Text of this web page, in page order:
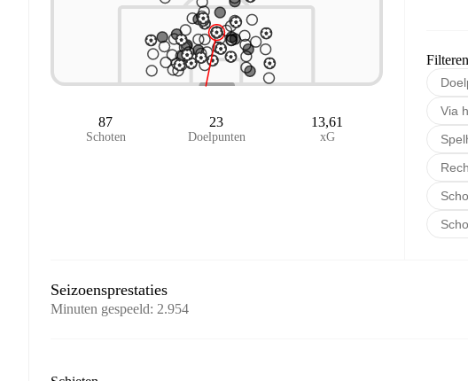
87
Schoten
23
Doelpunten
13,61
xG
Filteren
Via
Seizoensprestaties
Minuten gespeeld: 2.954